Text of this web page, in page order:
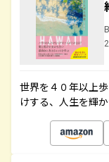
世界を４０年以上
けする、人生を輝